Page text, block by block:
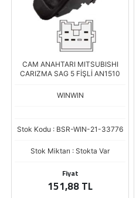
CAM ANAHTARI MITSUBISHI
CARIZMA SAG 5 FİŞLİ AN1510
WINWIN
Stok Kodu : BSR-WIN-21-33776
Stok Miktarı : Stokta Var
Fiyat
151,88 TL